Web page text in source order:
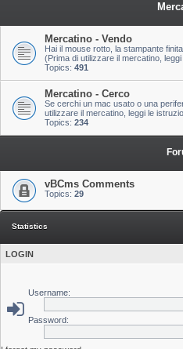
Mercatino - Vendo
Hai il mouse rotto, la stampante
(Prima di utilizzare il mercatino,
Topics: 491
Mercatino - Cerco
Se cerchi un mac usato o una
utilizzare il mercatino, leggi le
Topics: 234
vBCms Comments
Topics: 29
Statistics
LOGIN
Username:
Password: